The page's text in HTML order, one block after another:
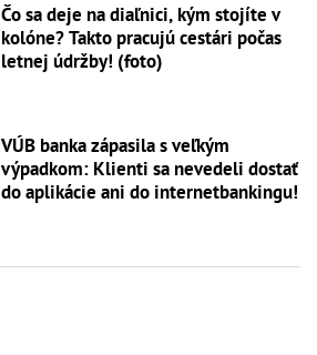
Čo sa deje na diaľnici, kým stojíte v
kolóne? Takto pracujú cestári počas
letnej údržby! (foto)
VÚB banka zápasila s veľkým
výpadkom: Klienti sa nevedeli dostať
do aplikácie ani do internetbankingu!